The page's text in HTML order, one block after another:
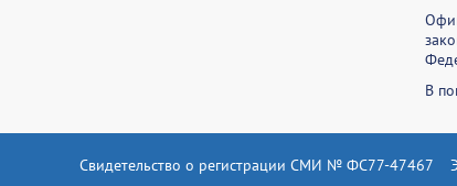
В
Свидетельство о регистрации СМИ № ФС77-47467